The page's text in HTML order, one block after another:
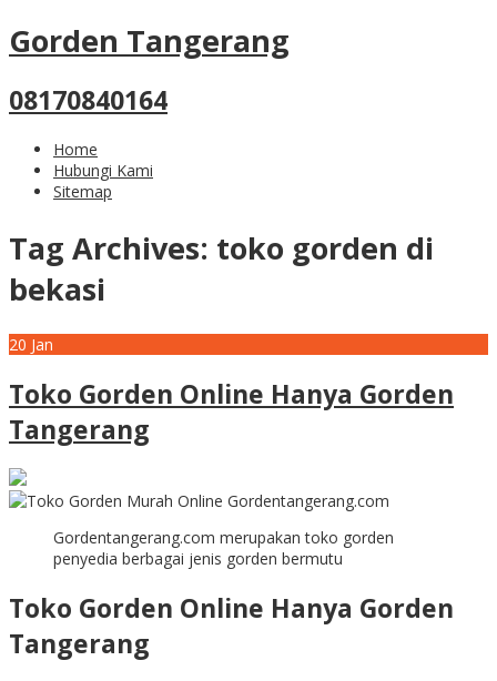
Gorden Tangerang
08170840164
Home
Hubungi Kami
Sitemap
Tag Archives: toko gorden di
bekasi
20 Jan
Toko Gorden Online Hanya Gorden
Tangerang
Gordentangerang.com merupakan toko gorden
penyedia berbagai jenis gorden bermutu
Toko Gorden Online Hanya Gorden
Tangerang